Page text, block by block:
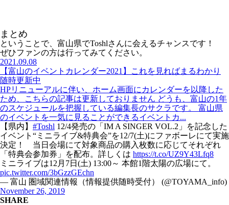
まとめ
ということで、富山県でToshlさんに会えるチャンスです！
ぜひファンの方は行ってみてください。
2021.09.08
【富山のイベントカレンダー2021】これを見ればまるわかり
随時更新中
HPリニューアルに伴い、ホーム画面にカレンダーを以降した
ため、こちらの記事は更新しておりません どうも、富山の1年
のスケジュールを把握している編集長のサクラです。 富山県
のイベントを一気に見ることができるイベントカ...
【県内】 #Toshl 12/4発売の「IM A SINGER VOL.2」を記念した
イベント“ミニライブ&特典会”を12/7(土)にファボーレにて実施
決定！ 当日会場にて対象商品の購入枚数に応じてそれぞれ
「特典会参加券」を配布。詳しくは https://t.co/UZ9Y43Lfq8
ミニライブは12月7日(土) 13:00～ 本館1階太陽の広場にて。
pic.twitter.com/3bGzzGEchn
— 富山 圏域関連情報（情報提供随時受付） (@TOYAMA_info)
November 26, 2019
SHARE